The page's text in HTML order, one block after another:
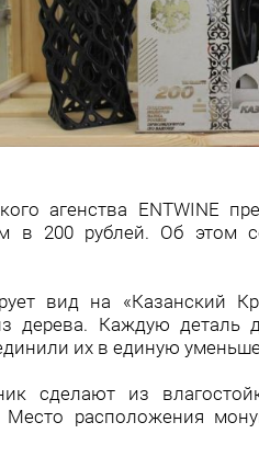
агенства ENTWINE
в 200 рублей. Об этом
вид на «Казанский
дерева. Каждую деталь
их в единую
сделают из
расположения